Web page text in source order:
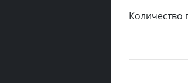
Количество